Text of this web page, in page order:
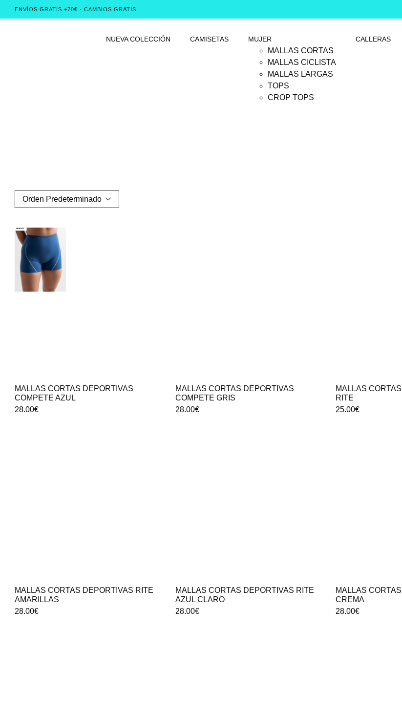
ENVÍOS GRATIS +70€ · CAMBIOS GRATIS
NUEVA COLECCIÓN CAMISETAS MUJER
MALLAS CORTAS
MALLAS CICLISTA
MALLAS LARGAS
TOPS
CROP TOPS
CALLERAS
Orden Predeterminado
MALLAS CORTAS DEPORTIVAS
COMPETE AZUL
28.00€
MALLAS CORTAS DEPORTIVAS
COMPETE GRIS
28.00€
MALLAS
RITE
25.00€
MALLAS CORTAS DEPORTIVAS RITE
AMARILLAS
28.00€
MALLAS CORTAS DEPORTIVAS RITE
AZUL CLARO
28.00€
MALLAS
CREMA
28.00€